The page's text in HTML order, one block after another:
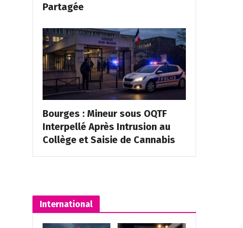
Partagée
Bourges : Mineur sous OQTF
Interpellé Après Intrusion au
Collège et Saisie de Cannabis
International